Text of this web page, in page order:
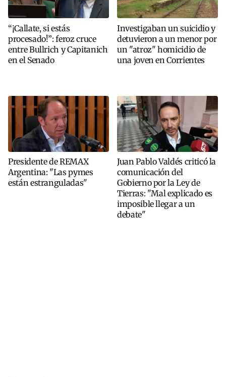
“¡Callate, si estás
procesado!”: feroz cruce
entre Bullrich y Capitanich
en el Senado
Investigaban un suicidio y
detuvieron a un menor por
un "atroz" homicidio de
una joven en Corrientes
Presidente de REMAX
Argentina: "Las pymes
están estranguladas"
Juan Pablo Valdés criticó la
comunicación del
Gobierno por la Ley de
Tierras: "Mal explicado es
imposible llegar a un
debate"